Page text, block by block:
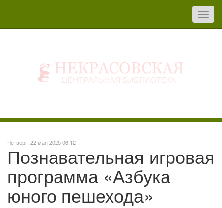
Четверг, 22 мая 2025 06:12
Познавательная игровая
программа «Азбука
юного пешехода»